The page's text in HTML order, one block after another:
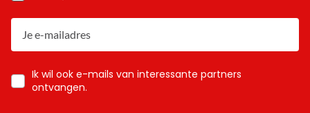
Ik wil ook e-mails van interessante partners
ontvangen.